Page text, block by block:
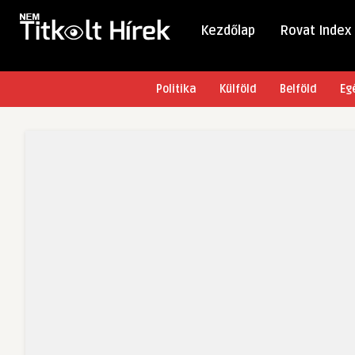
Kezdőlap Rovat Index
Politika Külföld Belföld